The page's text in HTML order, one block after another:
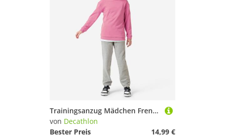
Trainingsanzug Mädchen French Terry atmungsaktiv - rosa/grau
von Decathlon
Bester Preis
14,99 €